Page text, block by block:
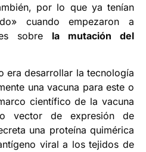
por lo que ya tenían
cuando empezaron a
sobre la mutación del
era desarrollar la tecnología
una vacuna para este o
científico de la vacuna
vector de expresión de
una proteína quimérica
viral a los tejidos de